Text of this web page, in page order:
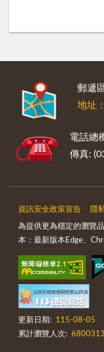
郵遞
地址
電話總
傳真:
資訊安全政策宣告 隱
為提供更為穩定的瀏覽
本：最新版本Edge、
更新日期:
115-08-05
累計瀏覽人次: 6800313